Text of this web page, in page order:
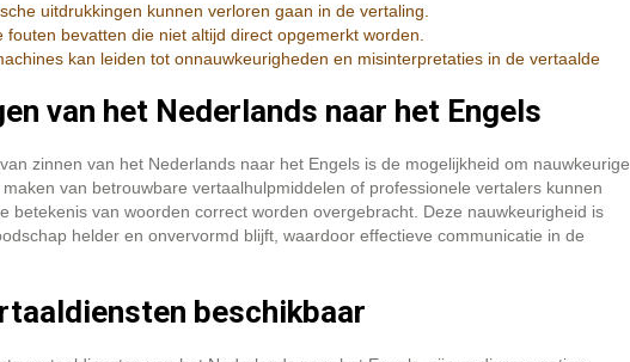
uitdrukkingen kunnen verloren gaan in de vertaling.
bevatten die niet altijd direct opgemerkt worden.
kan leiden tot onnauwkeurigheden en misinterpretaties in de vertaalde
van het Nederlands naar het Engels
zinnen van het Nederlands naar het Engels is de mogelijkheid om nauwkeurige
van betrouwbare vertaalhulpmiddelen of professionele vertalers kunnen
betekenis van woorden correct worden overgebracht. Deze nauwkeurigheid is
helder en onvervormd blijft, waardoor effectieve communicatie in de
beschikbaar